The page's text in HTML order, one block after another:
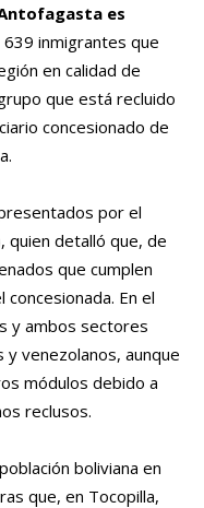
es
inmigrantes que
en calidad de
que está recluido
concesionado de
por el
quien detalló que, de
que cumplen
En el
y ambos sectores
venezolanos, aunque
módulos debido a
reclusos.
boliviana en
que, en Tocopilla,